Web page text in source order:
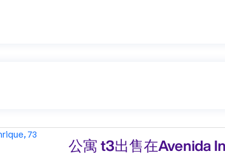
公寓 t3出售在Avenida